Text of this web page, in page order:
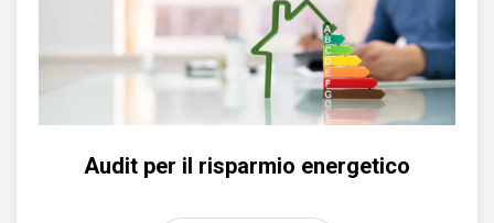
Audit per il risparmio energetico